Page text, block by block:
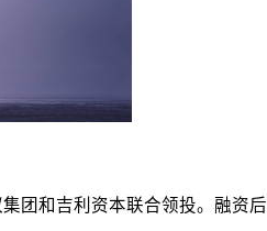
团和吉利资本联合领投。融资